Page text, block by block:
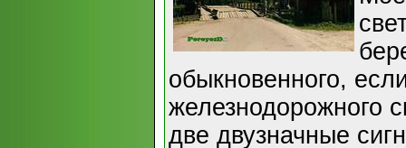
обыкновенного,
железнодорожного
две двузначные